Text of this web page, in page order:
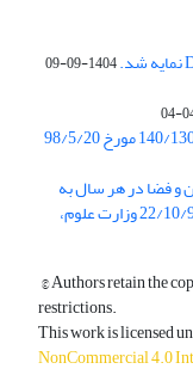
1404-09-09
زمین و فضا در هر سال به
زبان انگلیسی در جلسه کار گروه علوم پایه مورخ 22/10/92 وزارت علوم،
© Authors retain the
restrictions.
This work is licensed
NonCommercial 4.0